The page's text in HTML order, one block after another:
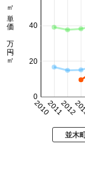
201020112012
0
20
40
㎡単価 万円/㎡
並木